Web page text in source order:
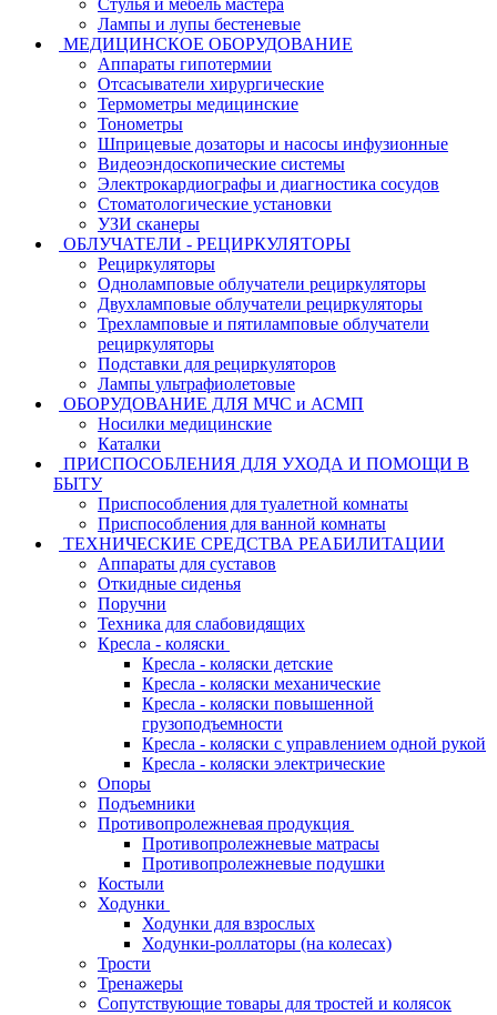
Стулья и мебель мастера
Лампы и лупы бестеневые
МЕДИЦИНСКОЕ ОБОРУДОВАНИЕ
Аппараты гипотермии
Отсасыватели хирургические
Термометры медицинские
Тонометры
Шприцевые дозаторы и насосы инфузионные
Видеоэндоскопические системы
Электрокардиографы и диагностика сосудов
Стоматологические установки
УЗИ сканеры
ОБЛУЧАТЕЛИ - РЕЦИРКУЛЯТОРЫ
Рециркуляторы
Одноламповые облучатели рециркуляторы
Двухламповые облучатели рециркуляторы
Трехламповые и пятиламповые облучатели
рециркуляторы
Подставки для рециркуляторов
Лампы ультрафиолетовые
ОБОРУДОВАНИЕ ДЛЯ МЧС и АСМП
Носилки медицинские
Каталки
ПРИСПОСОБЛЕНИЯ ДЛЯ УХОДА И ПОМОЩИ В
БЫТУ
Приспособления для туалетной комнаты
Приспособления для ванной комнаты
ТЕХНИЧЕСКИЕ СРЕДСТВА РЕАБИЛИТАЦИИ
Аппараты для суставов
Откидные сиденья
Поручни
Техника для слабовидящих
Кресла - коляски
Кресла - коляски детские
Кресла - коляски механические
Кресла - коляски повышенной
грузоподъемности
Кресла - коляски с управлением одной рукой
Кресла - коляски электрические
Опоры
Подъемники
Противопролежневая продукция
Противопролежневые матрасы
Противопролежневые подушки
Костыли
Ходунки
Ходунки для взрослых
Ходунки-роллаторы (на колесах)
Трости
Тренажеры
Сопутствующие товары для тростей и колясок